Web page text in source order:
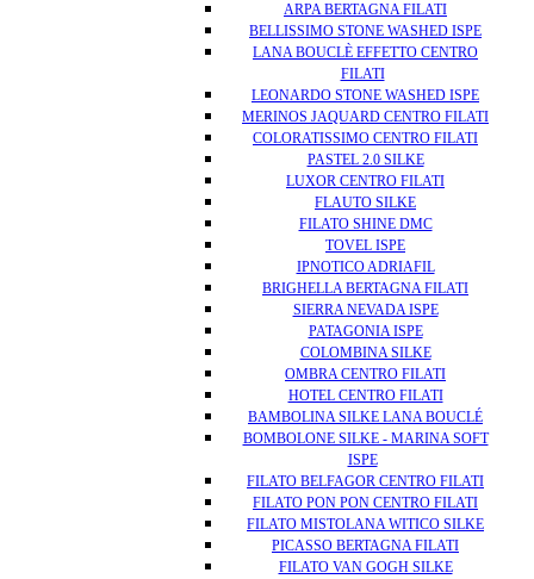
ARPA BERTAGNA FILATI
BELLISSIMO STONE WASHED ISPE
LANA BOUCLÈ EFFETTO CENTRO
FILATI
LEONARDO STONE WASHED ISPE
MERINOS JAQUARD CENTRO FILATI
COLORATISSIMO CENTRO FILATI
PASTEL 2.0 SILKE
LUXOR CENTRO FILATI
FLAUTO SILKE
FILATO SHINE DMC
TOVEL ISPE
IPNOTICO ADRIAFIL
BRIGHELLA BERTAGNA FILATI
SIERRA NEVADA ISPE
PATAGONIA ISPE
COLOMBINA SILKE
OMBRA CENTRO FILATI
HOTEL CENTRO FILATI
BAMBOLINA SILKE LANA BOUCLÉ
BOMBOLONE SILKE - MARINA SOFT
ISPE
FILATO BELFAGOR CENTRO FILATI
FILATO PON PON CENTRO FILATI
FILATO MISTOLANA WITICO SILKE
PICASSO BERTAGNA FILATI
FILATO VAN GOGH SILKE